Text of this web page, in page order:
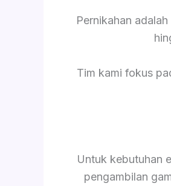
Pernikahan
Tim kami fokus
Untuk kebutuhan
pengambilan